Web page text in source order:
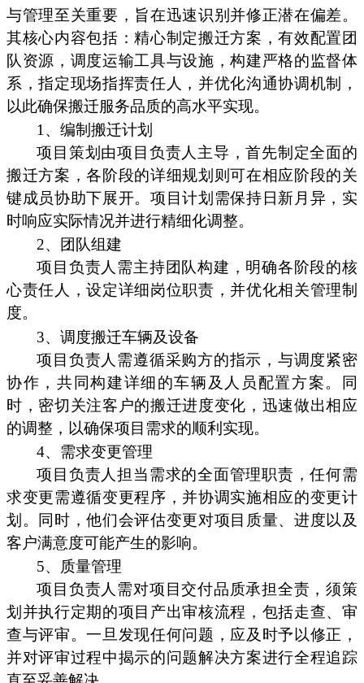
与管理至关重要，旨在迅速识别并修正潜在偏差。
其核心内容包括：精心制定搬迁方案，有效配置团
队资源，调度运输工具与设施，构建严格的监督体
系，指定现场指挥责任人，并优化沟通协调机制，
以此确保搬迁服务品质的高水平实现。
1、编制搬迁计划
项目策划由项目负责人主导，首先制定全面的
搬迁方案，各阶段的详细规划则可在相应阶段的关
键成员协助下展开。项目计划需保持日新月异，实
时响应实际情况并进行精细化调整。
2、团队组建
项目负责人需主持团队构建，明确各阶段的核
心责任人，设定详细岗位职责，并优化相关管理制
度。
3、调度搬迁车辆及设备
项目负责人需遵循采购方的指示，与调度紧密
协作，共同构建详细的车辆及人员配置方案。同
时，密切关注客户的搬迁进度变化，迅速做出相应
的调整，以确保项目需求的顺利实现。
4、需求变更管理
项目负责人担当需求的全面管理职责，任何需
求变更需遵循变更程序，并协调实施相应的变更计
划。同时，他们会评估变更对项目质量、进度以及
客户满意度可能产生的影响。
5、质量管理
项目负责人需对项目交付品质承担全责，须策
划并执行定期的项目产出审核流程，包括走查、审
查与评审。一旦发现任何问题，应及时予以修正，
并对评审过程中揭示的问题解决方案进行全程追踪